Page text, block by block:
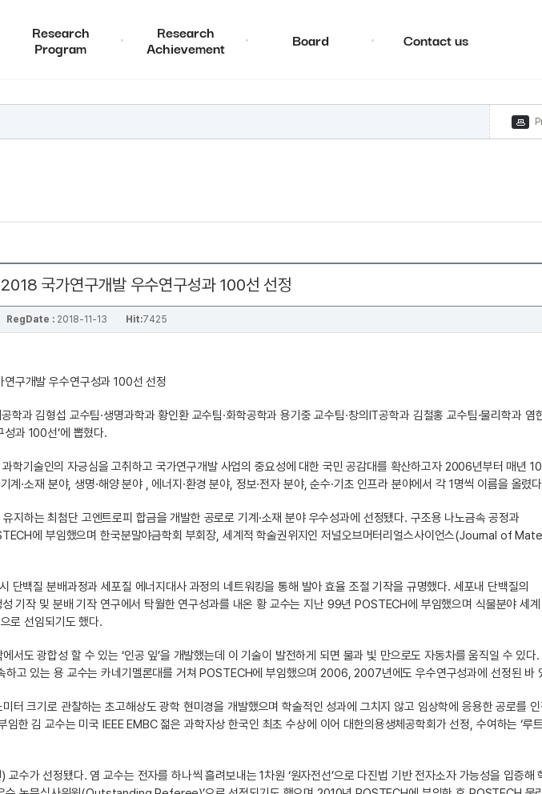
Research
Program
Research
Achievement Board Contact us
2018 국가연구개발 우수연구성과 100선 선정
RegDate : 2018-11-13 Hit:7425
구개발 우수연구성과 100선 선정
과 김형섭 교수팀·생명과학과 황인환 교수팀·화학공학과 용기중 교수팀·창의IT공학과 김철홍 교수팀·물리학과 염
과 100선’에 뽑혔다.
학기술인의 자긍심을 고취하고 국가연구개발 사업의 중요성에 대한 국민 공감대를 확산하고자 2006년부터 매년
·소재 분야, 생명·해양 분야 , 에너지·환경 분야, 정보·전자 분야, 순수·기초 인프라 분야에서 각 1명씩 이름을 올렸
지하는 최첨단 고엔트로피 합금을 개발한 공로로 기계·소재 분야 우수성과에 선정됐다. 구조용 나노금속 공정과
에 부임했으며 한국분말야금학회 부회장, 세계적 학술권위지인 저널오브머터리얼스사이언스(Journal of
단백질 분배과정과 세포질 에너지대사 과정의 네트워킹을 통해 발아 효율 조절 기작을 규명했다. 세포내 단백질의
기작 및 분배 기작 연구에서 탁월한 연구성과를 내온 황 교수는 지난 99년 POSTECH에 부임했으며 식물분야 세
로 선임되기도 했다.
서도 광합성 할 수 있는 ‘인공 잎’을 개발했는데 이 기술이 발전하게 되면 물과 빛 만으로도 자동차를 움직일 수 있다
하고 있는 용 교수는 카네기멜론대를 거쳐 POSTECH에 부임했으며 2006, 2007년에도 우수연구성과에 선정된 바
터 크기로 관찰하는 초고해상도 광학 현미경을 개발했으며 학술적인 성과에 그치지 않고 임상학에 응용한 공로를
한 김 교수는 미국 IEEE EMBC 젊은 과학자상 한국인 최초 수상에 이어 대한의용생체공학회가 선정, 수여하는 ‘루
수가 선정됐다. 염 교수는 전자를 하나씩 흘려보내는 1차원 ‘원자전선’으로 다진법 기반 전자소자 가능성을 입증해